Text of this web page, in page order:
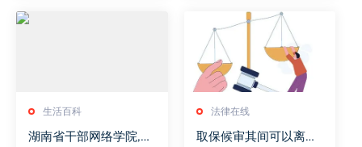
生活百科
湖南省干部网络学院,提
法律在线
取保候审其间可以离婚